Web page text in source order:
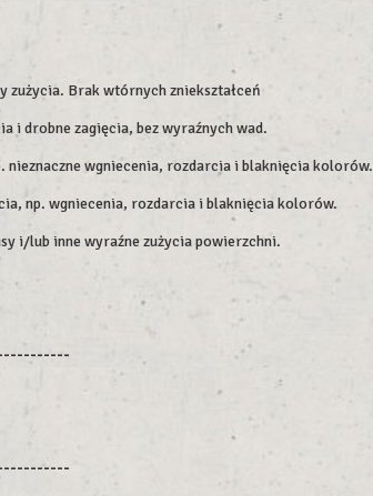
zużycia. Brak wtórnych zniekształceń
i drobne zagięcia, bez wyraźnych wad.
nieznaczne wgniecenia, rozdarcia i blaknięcia kolorów.
np. wgniecenia, rozdarcia i blaknięcia kolorów.
i/lub inne wyraźne zużycia powierzchni.